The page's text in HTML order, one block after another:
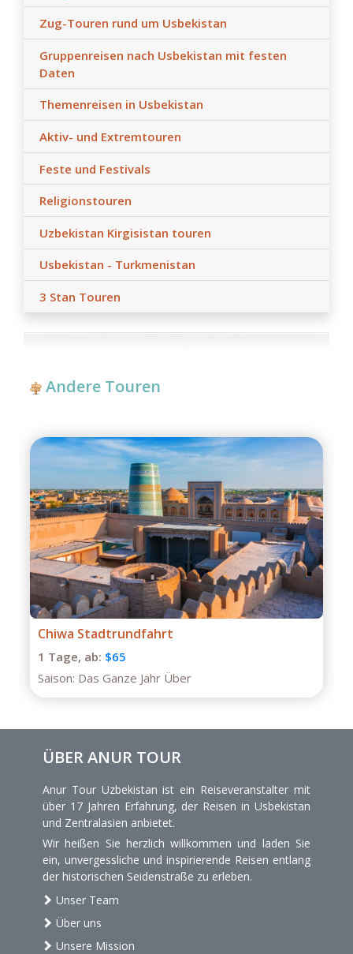
Zug-Touren rund um Usbekistan
Gruppenreisen nach Usbekistan mit festen
Daten
Themenreisen in Usbekistan
Aktiv- und Extremtouren
Feste und Festivals
Religionstouren
Uzbekistan Kirgisistan touren
Usbekistan - Turkmenistan
3 Stan Touren
Andere Touren
Chiwa Stadtrundfahrt
1 Tage, ab: $65
Saison: Das Ganze Jahr Über
ÜBER ANUR TOUR
Anur Tour Uzbekistan ist ein Reiseveranstalter mit
über 17 Jahren Erfahrung, der Reisen in Usbekistan
und Zentralasien anbietet.
Wir heißen Sie herzlich willkommen und laden Sie
ein, unvergessliche und inspirierende Reisen entlang
der historischen Seidenstraße zu erleben.
Unser Team
Über uns
Unsere Mission